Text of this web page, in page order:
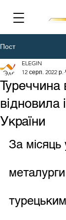
Пост
Туреччина
відновила
України
ELEGIN
12 серп. 2022 р.
За місяць